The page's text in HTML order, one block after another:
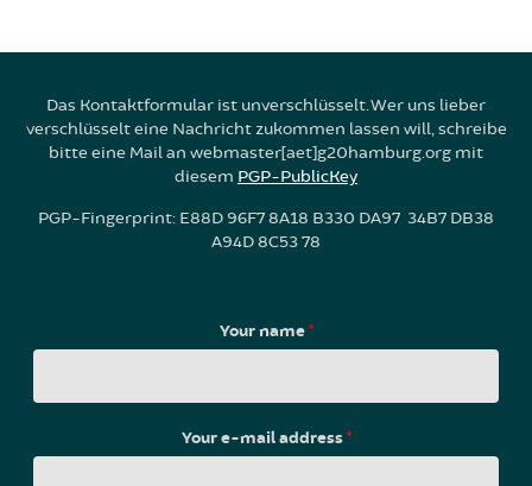
Das Kontaktformular ist unverschlüsselt. Wer uns lieber
verschlüsselt eine Nachricht zukommen lassen will, schreibe
bitte eine Mail an webmaster[aet]g20hamburg.org mit
diesem PGP-PublicKey
PGP-Fingerprint: E88D 96F7 8A18 B330 DA97 34B7 DB38
A94D 8C53 78
Your name*
Your e-mail address*